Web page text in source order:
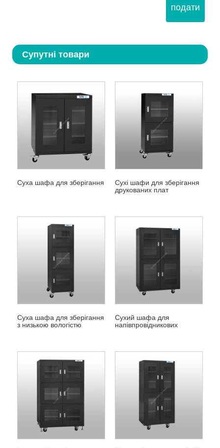
подати
Супутні товари
Суха шафа для зберігання
Сухі шафи для зберігання
друкованих плат
Суха шафа для зберігання
з низькою вологістю
Сухий шафа для
напівпровідникових